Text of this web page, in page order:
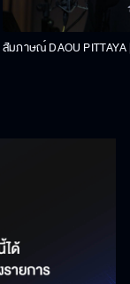
สัมภาษณ์ DAOU PITTAYA